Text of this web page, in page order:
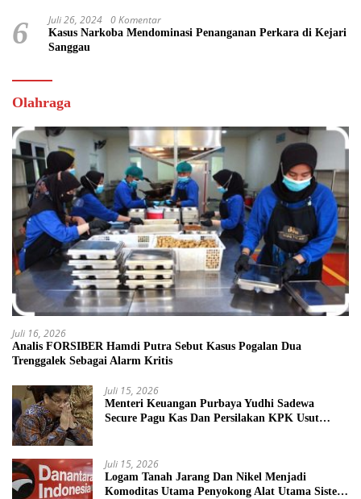
6 Juli 26, 2024 0 Komentar
Kasus Narkoba Mendominasi Penanganan Perkara di Kejari
Sanggau
Olahraga
Juli 16, 2026
Analis FORSIBER Hamdi Putra Sebut Kasus Pogalan Dua
Trenggalek Sebagai Alarm Kritis
Juli 15, 2026
Menteri Keuangan Purbaya Yudhi Sadewa
Secure Pagu Kas Dan Persilakan KPK Usut
Juli 15, 2026
Logam Tanah Jarang Dan Nikel Menjadi
Komoditas Utama Penyokong Alat Utama Sistem